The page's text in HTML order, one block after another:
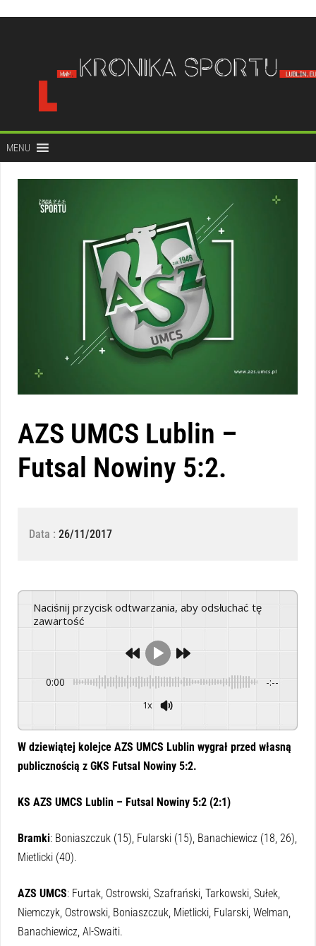
treści
MENU
AZS UMCS Lublin –
Futsal Nowiny 5:2.
Data : 26/11/2017
Naciśnij przycisk odtwarzania, aby odsłuchać tę
zawartość
0:00 -:--
1x
W dziewiątej kolejce AZS UMCS Lublin wygrał przed własną
publicznością z GKS Futsal Nowiny 5:2.
KS AZS UMCS Lublin – Futsal Nowiny 5:2 (2:1)
Bramki: Boniaszczuk (15), Fularski (15), Banachiewicz (18, 26),
Mietlicki (40).
AZS UMCS: Furtak, Ostrowski, Szafrański, Tarkowski, Sułek,
Niemczyk, Ostrowski, Boniaszczuk, Mietlicki, Fularski, Welman,
Banachiewicz, Al-Swaiti.